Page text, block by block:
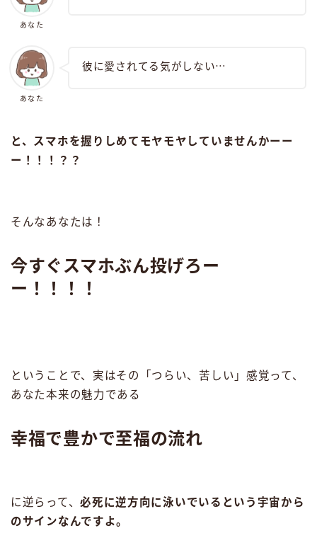
あなた
あなた
彼に愛されてる気がしない⋯
と、スマホを握りしめてモヤモヤしていませんかーー
ー！！！？？
そんなあなたは！
今すぐスマホぶん投げろー
ー！！！！
ということで、実はその「つらい、苦しい」感覚って、
あなた本来の魅力である
幸福で豊かで至福の流れ
に逆らって、必死に逆方向に泳いでいるという宇宙から
のサインなんですよ。